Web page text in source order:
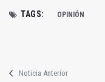
TAGS: OPINIÓN
Noticia Anterior